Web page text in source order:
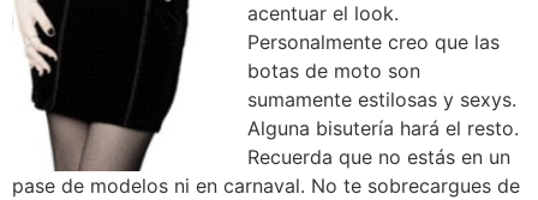
acentuar el look.
Personalmente creo que las
botas de moto son
sumamente estilosas y sexys.
Alguna bisutería hará el resto.
Recuerda que no estás en un
pase de modelos ni en carnaval. No te sobrecargues de